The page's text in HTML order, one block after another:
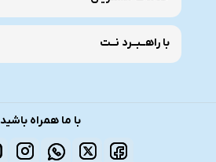
با راهــبــرد نــت
با ما همراه باشید